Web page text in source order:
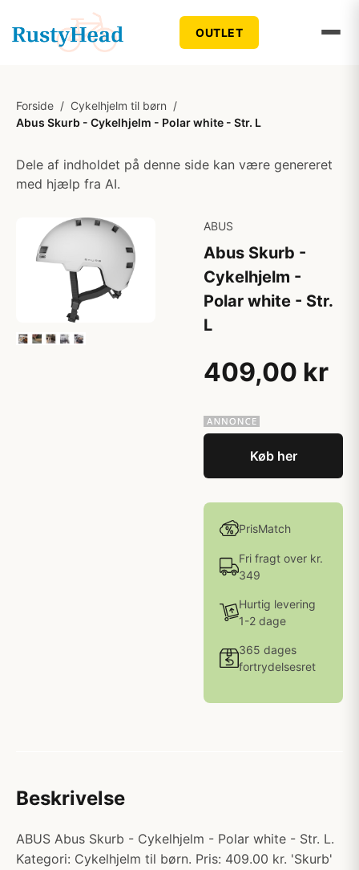
OUTLET
Forside / Cykelhjelm til børn /
Abus Skurb - Cykelhjelm - Polar white - Str. L
Dele af indholdet på denne side kan være genereret
med hjælp fra AI.
ABUS
Abus Skurb -
Cykelhjelm -
Polar white - Str.
L
409,00 kr
Køb her
PrisMatch
Fri fragt over kr.
349
Hurtig levering
1-2 dage
365 dages
fortrydelsesret
Beskrivelse
ABUS Abus Skurb - Cykelhjelm - Polar white - Str. L.
Kategori: Cykelhjelm til børn. Pris: 409.00 kr. 'Skurb'